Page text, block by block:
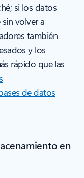
si los datos
volver a
también
y los
rápido que las
de datos
en